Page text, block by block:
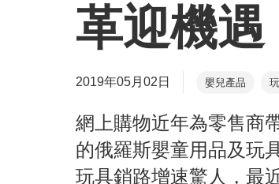
革迎機遇
2019年05月02日 嬰兒產品
網上購物近年為零售商
的俄羅斯嬰童用品及玩
玩具銷路增速驚人，最